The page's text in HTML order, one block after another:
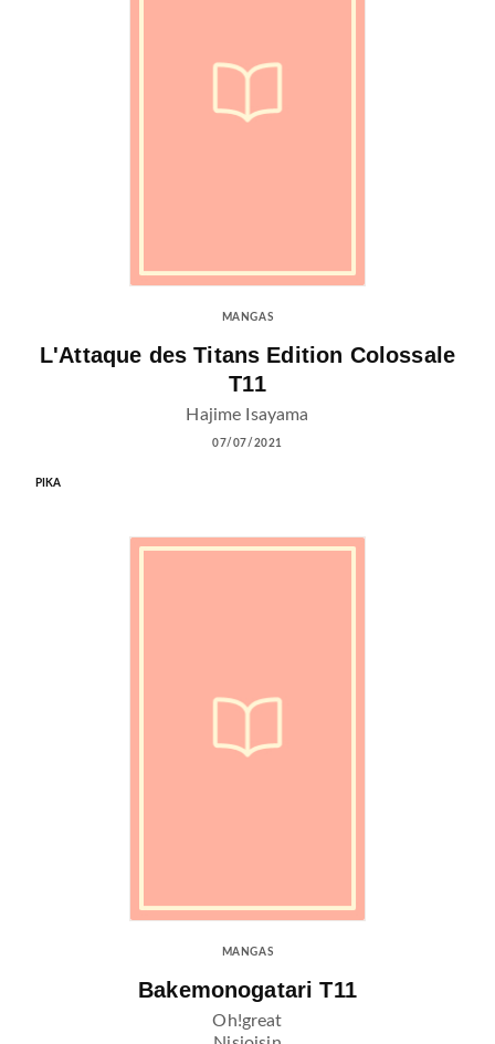
MANGAS
L'Attaque des Titans Edition Colossale
T11
Hajime Isayama
07/07/2021
PIKA
MANGAS
Bakemonogatari T11
Oh!great